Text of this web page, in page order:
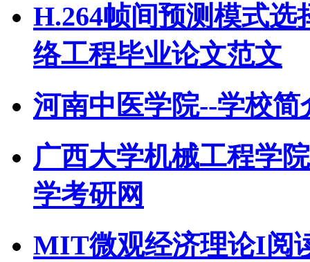
H.264帧间预测模式
络工程毕业论文范文
河南中医学院--学校简
广西大学机械工程学
学考研网
MIT微观经济理论I阅